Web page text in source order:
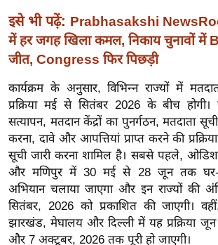
ज
ग
त
ऑ
टो
व
र्ल्ड
न्यू
ज
ब्री
फ
म
इसे भी पढ़ें: Prabhasakshi
में हर जगह खिला कमल, निकाय चुनावों में
जीत, Congress फिर पिछड़ी
कार्यक्रम के अनुसार, विभिन्न राज्यों में
प्रक्रिया मई से सितंबर 2026 के बीच
सत्यापन, मतदान केंद्रों का पुनर्गठन, मतदाता
करना, दावे और आपत्तियां प्राप्त करने की
सूची जारी करना शामिल है। सबसे पहले,
और मणिपुर में 30 मई से 28 जून तक घर-
अभियान चलाया जाएगा और इन राज्यों की
सितंबर, 2026 को प्रकाशित की जाएगी। वहीं,
झारखंड, मेघालय और दिल्ली में यह प्रक्रिया
और 7 अक्टूबर, 2026 तक पूरी हो जाएगी।